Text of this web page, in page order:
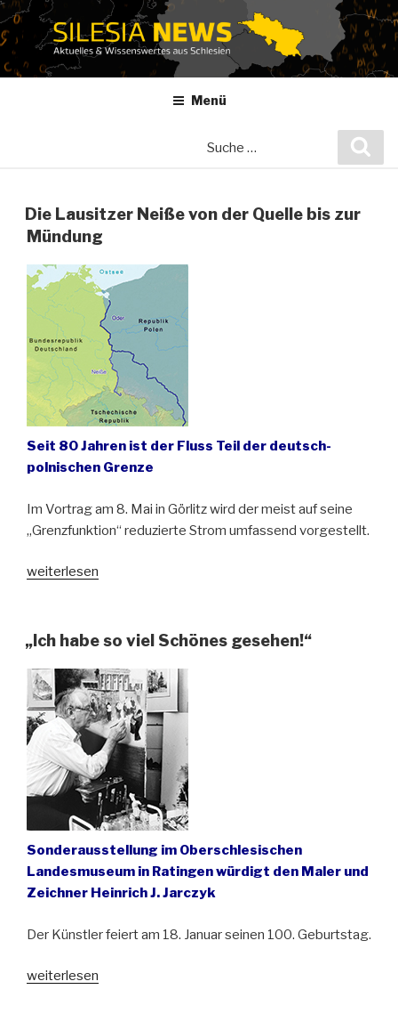
Zum
Inhalt
springen
Menü
Die Lausitzer Neiße von der Quelle bis zur
Mündung
Seit 80 Jahren ist der Fluss Teil der deutsch-
polnischen Grenze
Im Vortrag am 8. Mai in Görlitz wird der meist auf seine
„Grenzfunktion“ reduzierte Strom umfassend vorgestellt.
„Die
von
Quelle
bis
zur
Mündung“
weiterlesen
„Ich habe so viel Schönes gesehen!“
Sonderausstellung im Oberschlesischen
Landesmuseum in Ratingen würdigt den Maler und
Zeichner Heinrich J. Jarczyk
Der Künstler feiert am 18. Januar seinen 100. Geburtstag.
„„Ich
weiterlesen